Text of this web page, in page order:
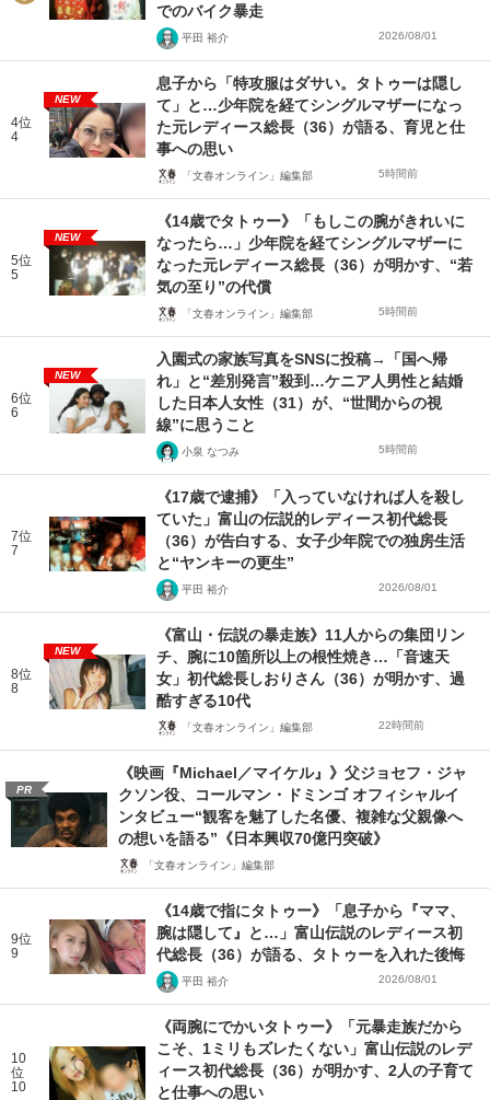
でのバイク暴走
平田 裕介 2026/08/01
4位
4
NEW
息子から「特攻服はダサい。タトゥーは隠し
て」と…少年院を経てシングルマザーになっ
た元レディース総長（36）が語る、育児と仕
事への思い
「文春オンライン」編集部 5時間前
5位
5
NEW
《14歳でタトゥー》「もしこの腕がきれいに
なったら…」少年院を経てシングルマザーに
なった元レディース総長（36）が明かす、“若
気の至り”の代償
「文春オンライン」編集部 5時間前
6位
6
NEW
入園式の家族写真をSNSに投稿→「国へ帰
れ」と“差別発言”殺到…ケニア人男性と結婚
した日本人女性（31）が、“世間からの視
線”に思うこと
小泉 なつみ 5時間前
7位
7
《17歳で逮捕》「入っていなければ人を殺し
ていた」富山の伝説的レディース初代総長
（36）が告白する、女子少年院での独房生活
と“ヤンキーの更生”
平田 裕介 2026/08/01
8位
8
NEW
《富山・伝説の暴走族》11人からの集団リン
チ、腕に10箇所以上の根性焼き…「音速天
女」初代総長しおりさん（36）が明かす、過
酷すぎる10代
「文春オンライン」編集部 22時間前
PR
《映画『Michael／マイケル』》父ジョセフ・ジャ
クソン役、コールマン・ドミンゴ オフィシャルイ
ンタビュー“観客を魅了した名優、複雑な父親像へ
の想いを語る”《日本興収70億円突破》
「文春オンライン」編集部
9位
9
《14歳で指にタトゥー》「息子から『ママ、
腕は隠して』と…」富山伝説のレディース初
代総長（36）が語る、タトゥーを入れた後悔
平田 裕介 2026/08/01
10
位
10
《両腕にでかいタトゥー》「元暴走族だから
こそ、1ミリもズレたくない」富山伝説のレデ
ィース初代総長（36）が明かす、2人の子育て
と仕事への思い